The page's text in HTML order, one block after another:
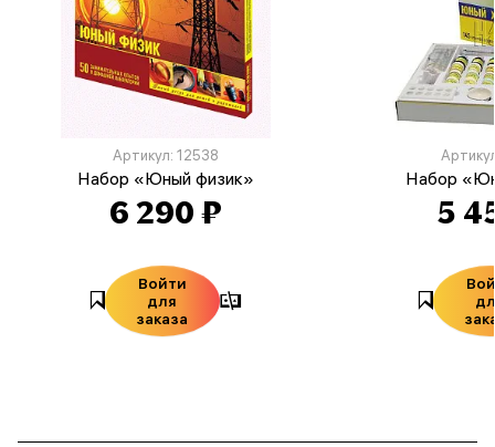
Артикул: 12538
Набор «Юный физик»
6 290 ₽
Войти
для
заказа
Набор
5